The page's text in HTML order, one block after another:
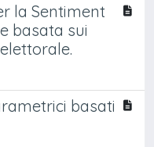
la Sentiment
basata sui
basati